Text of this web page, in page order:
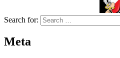
Search for:
Meta